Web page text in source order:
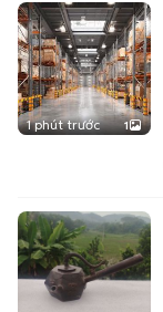
1 phút trước 1